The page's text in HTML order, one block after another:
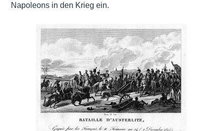
Napoleons in den Krieg ein.